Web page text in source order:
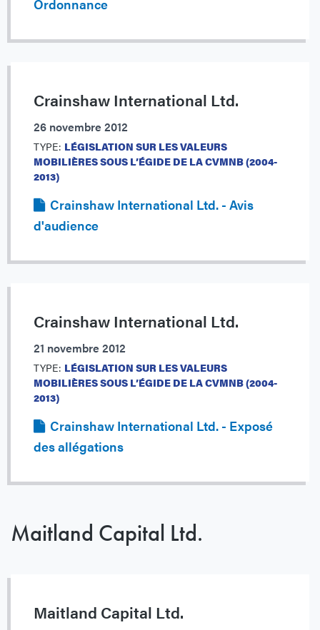
Ordonnance
Crainshaw International Ltd.
26 novembre 2012
TYPE: LÉGISLATION SUR LES VALEURS
MOBILIÈRES SOUS L’ÉGIDE DE LA CVMNB (2004-
2013)
Crainshaw International Ltd. - Avis
d'audience
Crainshaw International Ltd.
21 novembre 2012
TYPE: LÉGISLATION SUR LES VALEURS
MOBILIÈRES SOUS L’ÉGIDE DE LA CVMNB (2004-
2013)
Crainshaw International Ltd. - Exposé
des allégations
Maitland Capital Ltd.
Maitland Capital Ltd.